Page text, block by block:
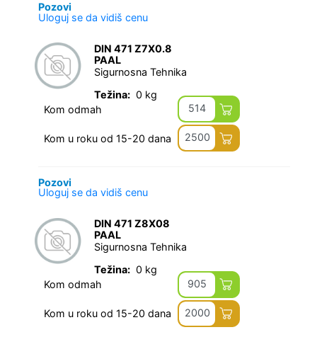
Pozovi
Uloguj se da vidiš cenu
DIN 471 Z7X0.8
PAAL
Sigurnosna Tehnika
Težina: 0 kg
Kom odmah
514
Kom u roku od 15-20 dana 2500
Pozovi
Uloguj se da vidiš cenu
DIN 471 Z8X08
PAAL
Sigurnosna Tehnika
Težina: 0 kg
Kom odmah
905
Kom u roku od 15-20 dana 2000